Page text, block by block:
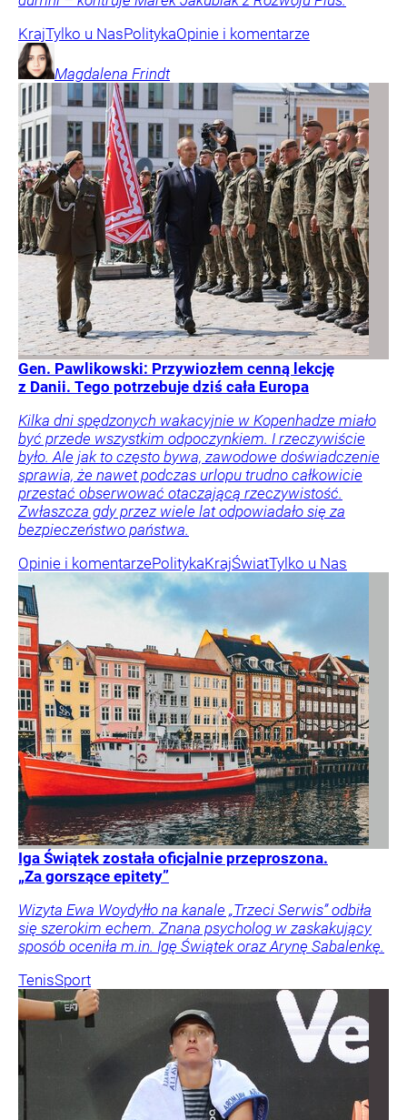
KrajTylko u NasPolitykaOpinie i komentarze
Magdalena Frindt
Gen. Pawlikowski: Przywiozłem cenną lekcję
z Danii. Tego potrzebuje dziś cała Europa
Kilka dni spędzonych wakacyjnie w Kopenhadze miało
być przede wszystkim odpoczynkiem. I rzeczywiście
było. Ale jak to często bywa, zawodowe doświadczenie
sprawia, że nawet podczas urlopu trudno całkowicie
przestać obserwować otaczającą rzeczywistość.
Zwłaszcza gdy przez wiele lat odpowiadało się za
bezpieczeństwo państwa.
Opinie i komentarzePolitykaKrajŚwiatTylko u Nas
Iga Świątek została oficjalnie przeproszona.
„Za gorszące epitety”
Wizyta Ewa Woydyłło na kanale „Trzeci Serwis” odbiła
się szerokim echem. Znana psycholog w zaskakujący
sposób oceniła m.in. Igę Świątek oraz Arynę Sabalenkę.
TenisSport